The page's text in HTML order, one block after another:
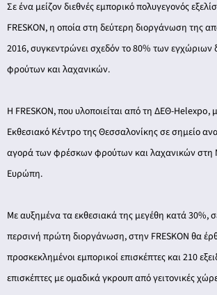
Σε ένα μείζον διεθνές εμπορικό πολυγεγονός
FRESKON, η οποία στη δεύτερη διοργάνωση της
2016, συγκεντρώνει σχεδόν το 80% των
φρούτων και λαχανικών.
Η FRESKON, που υλοποιείται από τη ΔΕΘ-Helexpo,
Εκθεσιακό Κέντρο της Θεσσαλονίκης σε σημείο
αγορά των φρέσκων φρούτων και λαχανικών στη
Ευρώπη.
Με αυξημένα τα εκθεσιακά της μεγέθη κατά 30%,
περσινή πρώτη διοργάνωση, στην FRESKON θα
προσκεκλημένοι εμπορικοί επισκέπτες και 210
επισκέπτες με ομαδικά γκρουπ από γειτονικές